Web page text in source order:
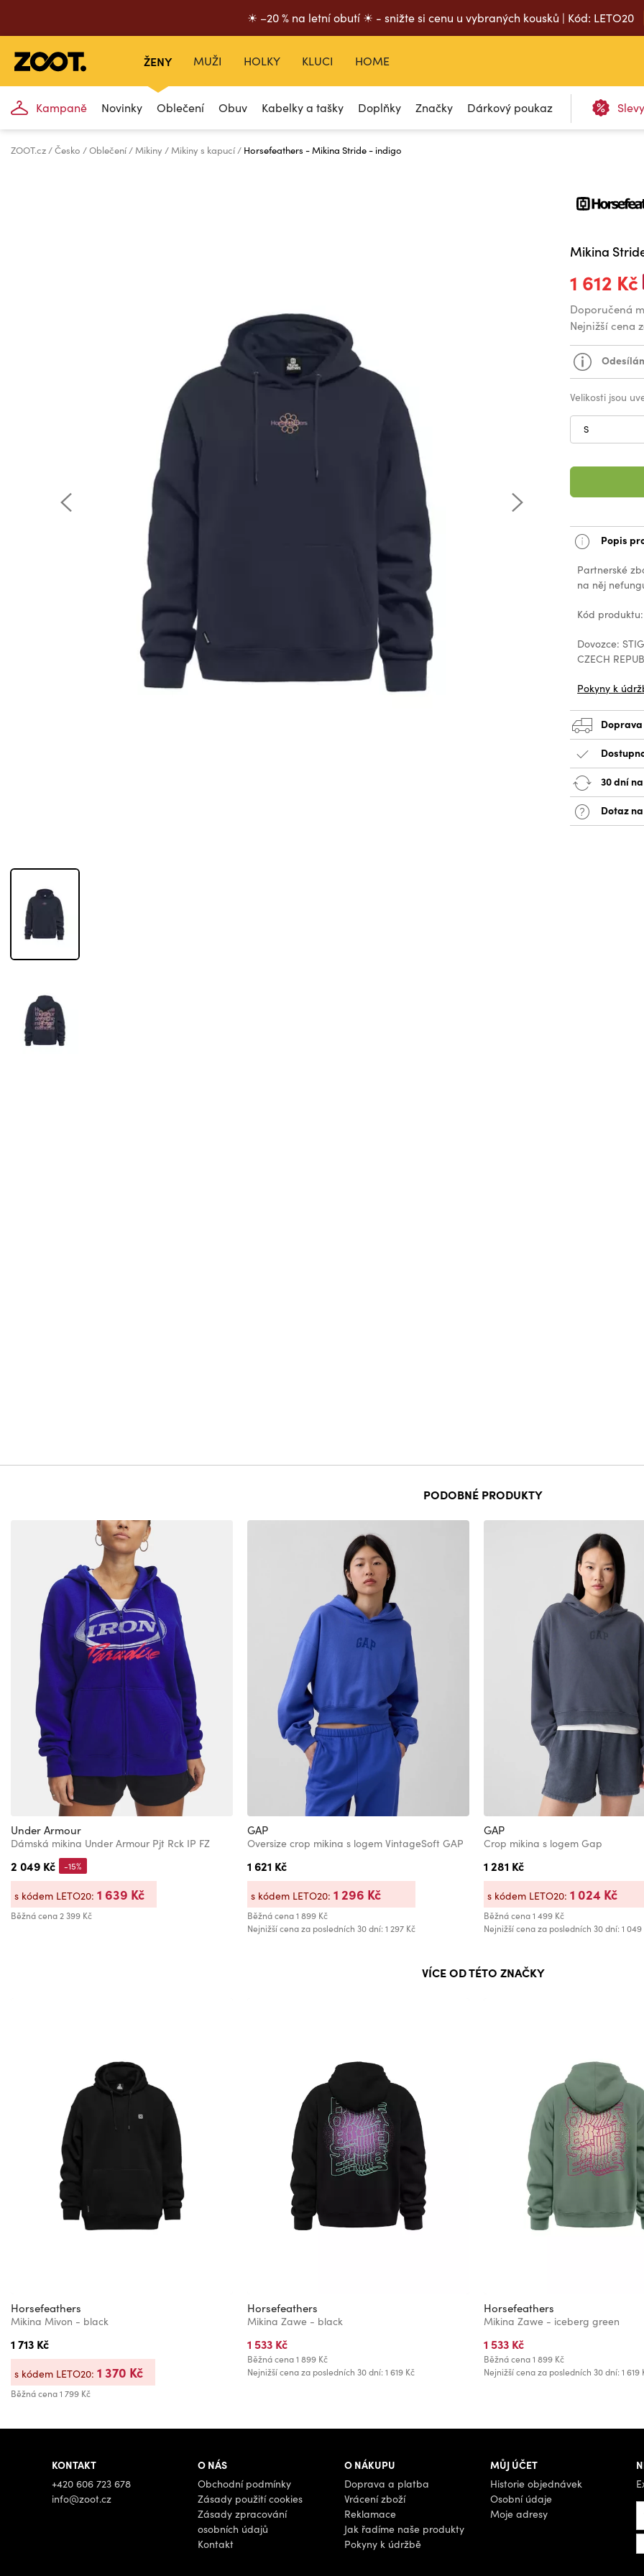
☀ –20 % na letní obutí ☀ - snižte si cenu u vybraných kousků | Kód: LETO20
ŽENY
Kampaně Novinky Oblečení Obuv Kabelky a tašky Doplňky Značky Dárkový poukaz Slevy
MUŽI HOLKY KLUCI HOME
ZOOT.cz Česko Oblečení Mikiny Mikiny s kapucí Horsefeathers - Mikina Stride - indigo
Mikina
1 612 Kč
Doporučená
Nejnižší cena
Velikosti jsou
S
Popis
Partnerské
na něj
Kód
Dovozce:
CZECH
Pokyny k
Doprava
30 dní
Dotaz
PODOBNÉ PRODUKTY
Under Armour
Dámská mikina Under Armour Pjt Rck IP FZ
2 049 Kč
Běžná cena2 399 Kč
-15%
s kódem LETO20: 1 639 Kč
GAP
Oversize crop mikina s logem VintageSoft GAP
1 621 Kč
Běžná cena1 899 Kč
Nejnižší cena za posledních 30 dní: 1 297 Kč
s kódem LETO20: 1 296 Kč
GAP
Crop mikina s logem Gap
1 281 Kč
Běžná cena1 499 Kč
Nejnižší cena za posledních 30 dní: 1 049
s kódem LETO20: 1 024 Kč
VÍCE OD TÉTO ZNAČKY
Horsefeathers
Mikina Mivon - black
1 713 Kč
Běžná cena1 799 Kč
s kódem LETO20: 1 370 Kč
Horsefeathers
Mikina Zawe - black
1 533 Kč
Běžná cena1 899 Kč
Nejnižší cena za posledních 30 dní: 1 619 Kč
Horsefeathers
Mikina Zawe - iceberg green
1 533 Kč
Běžná cena1 899 Kč
Nejnižší cena za posledních 30 dní: 1 619
KONTAKT
+420 606 723 678
info@zoot.cz
O NÁS
Obchodní podmínky
Zásady použití cookies
Zásady zpracování
osobních údajů
Kontakt
O NÁKUPU
Doprava a platba
Vrácení zboží
Reklamace
Jak řadíme naše produkty
Pokyny k údržbě
MŮJ ÚČET
Historie objednávek
Osobní údaje
Moje adresy